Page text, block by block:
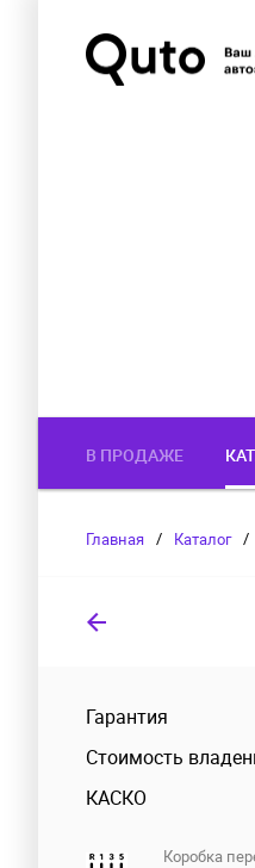
В ПРОДАЖЕ
Главная / Каталог /
Гарантия
Стоимость
КАСКО
Коробка